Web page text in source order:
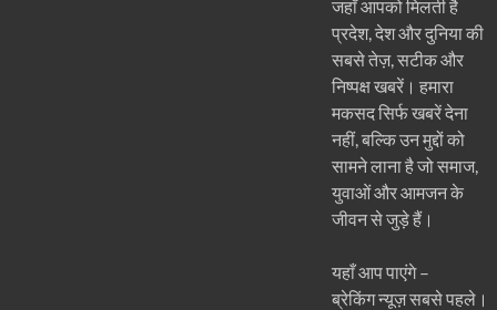
जहाँ आपको मिलती है
प्रदेश, देश और दुनिया की
सबसे तेज़, सटीक और
निष्पक्ष खबरें। हमारा
मकसद सिर्फ खबरें देना
नहीं, बल्कि उन मुद्दों को
सामने लाना है जो समाज,
युवाओं और आमजन के
जीवन से जुड़े हैं।
यहाँ आप पाएंगे –
ब्रेकिंग न्यूज़ सबसे पहले।